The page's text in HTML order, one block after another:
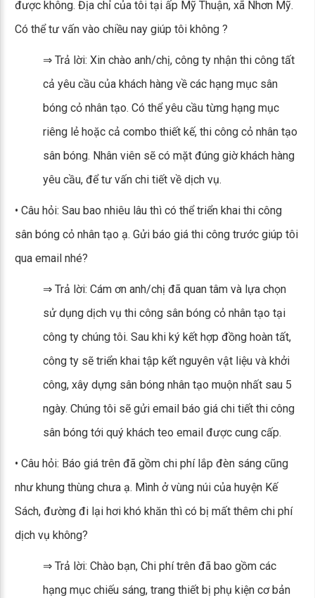
được không. Địa chỉ của tôi tại ấp Mỹ Thuận, xã Nhơn Mỹ.
Có thể tư vấn vào chiều nay giúp tôi không ?
⇒ Trả lời: Xin chào anh/chị, công ty nhận thi công tất
cả yêu cầu của khách hàng về các hạng mục sân
bóng cỏ nhân tạo. Có thể yêu cầu từng hạng mục
riêng lẻ hoặc cả combo thiết kế, thi công cỏ nhân tạo
sân bóng. Nhân viên sẽ có mặt đúng giờ khách hàng
yêu cầu, để tư vấn chi tiết về dịch vụ.
• Câu hỏi: Sau bao nhiêu lâu thì có thể triển khai thi công
sân bóng cỏ nhân tạo ạ. Gửi báo giá thi công trước giúp tôi
qua email nhé?
⇒ Trả lời: Cám ơn anh/chị đã quan tâm và lựa chọn
sử dụng dịch vụ thi công sân bóng cỏ nhân tạo tại
công ty chúng tôi. Sau khi ký kết hợp đồng hoàn tất,
công ty sẽ triển khai tập kết nguyên vật liệu và khởi
công, xây dựng sân bóng nhân tạo muộn nhất sau 5
ngày. Chúng tôi sẽ gửi email báo giá chi tiết thi công
sân bóng tới quý khách teo email được cung cấp.
• Câu hỏi: Báo giá trên đã gồm chi phí lắp đèn sáng cũng
như khung thùng chưa ạ. Mình ở vùng núi của huyện Kế
Sách, đường đi lại hơi khó khăn thì có bị mất thêm chi phí
dịch vụ không?
⇒ Trả lời: Chào bạn, Chi phí trên đã bao gồm các
hạng mục chiếu sáng, trang thiết bị phụ kiện cơ bản